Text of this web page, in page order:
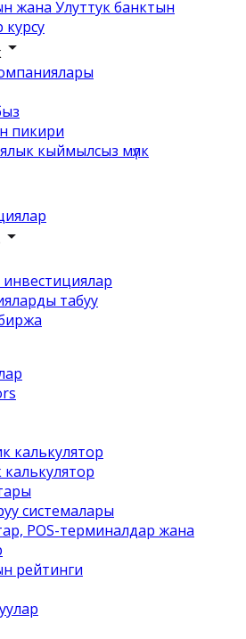
жана Улуттук банктын
пикири
кыймылсыз мүлк
табуу
калькулятор
системалары
POS-терминалдар жана
рейтинги